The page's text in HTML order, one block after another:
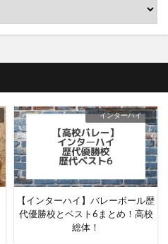
インターハイ
【インターハイ】バレーボール歴
代優勝校とベスト6まとめ！高校
総体！